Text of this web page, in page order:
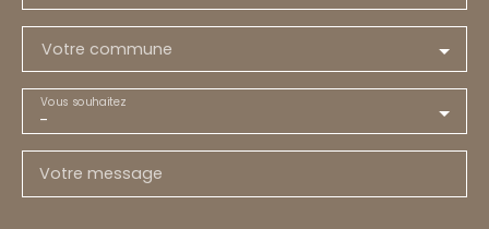
Votre commune
-
Vous souhaitez
Votre message